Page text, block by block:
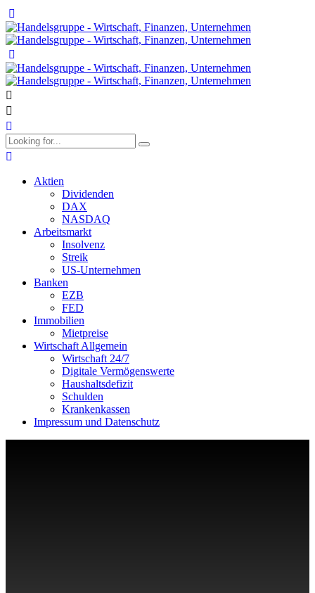
Aktien
Dividenden
DAX
NASDAQ
Arbeitsmarkt
Insolvenz
Streik
US-Unternehmen
Banken
EZB
FED
Immobilien
Mietpreise
Wirtschaft Allgemein
Wirtschaft 24/7
Digitale Vermögenswerte
Haushaltsdefizit
Schulden
Krankenkassen
Impressum und Datenschutz